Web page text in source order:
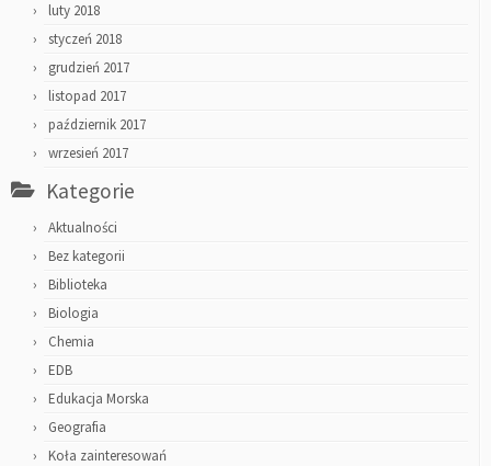
luty 2018
styczeń 2018
grudzień 2017
listopad 2017
październik 2017
wrzesień 2017
Kategorie
Aktualności
Bez kategorii
Biblioteka
Biologia
Chemia
EDB
Edukacja Morska
Geografia
Koła zainteresowań